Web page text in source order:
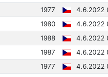
1977
4.6.2022
1980
4.6.2022
1988
4.6.2022
1987
4.6.2022
1977
4.6.2022